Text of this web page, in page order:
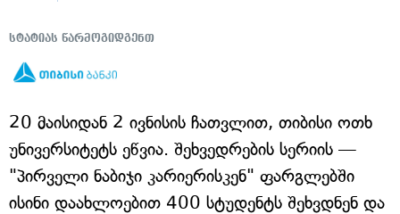
სტატიას წარმოგიდგენთ
20 მაისიდან 2 ივნისის ჩათვლით, თიბისი ოთხ
უნივერსიტეტს ეწვია. შეხვედრების სერიის —
"პირველი ნაბიჯი კარიერისკენ" ფარგლებში
ისინი დაახლოებით 400 სტუდენტს შეხვდნენ და